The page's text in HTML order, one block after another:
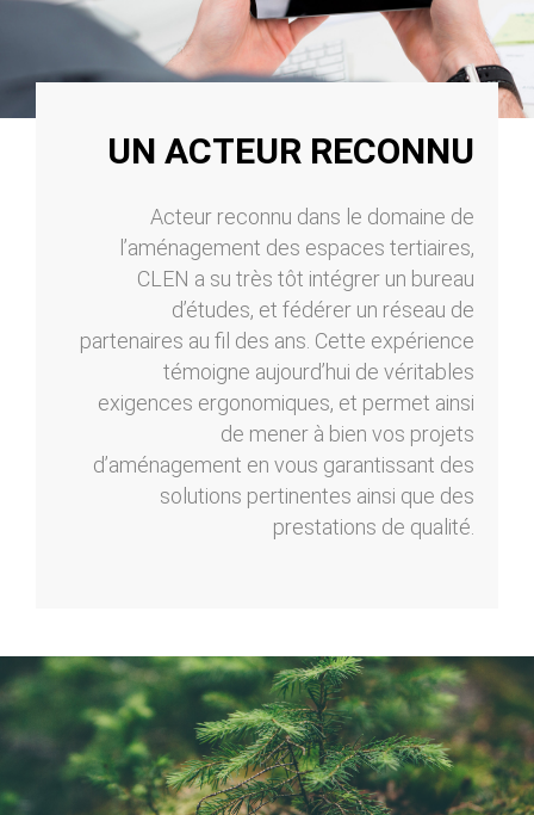
UN ACTEUR RECONNU
Acteur reconnu dans le domaine de
l’aménagement des espaces tertiaires,
CLEN a su très tôt intégrer un bureau
d’études, et fédérer un réseau de
partenaires au fil des ans. Cette expérience
témoigne aujourd’hui de véritables
exigences ergonomiques, et permet ainsi
de mener à bien vos projets
d’aménagement en vous garantissant des
solutions pertinentes ainsi que des
prestations de qualité.